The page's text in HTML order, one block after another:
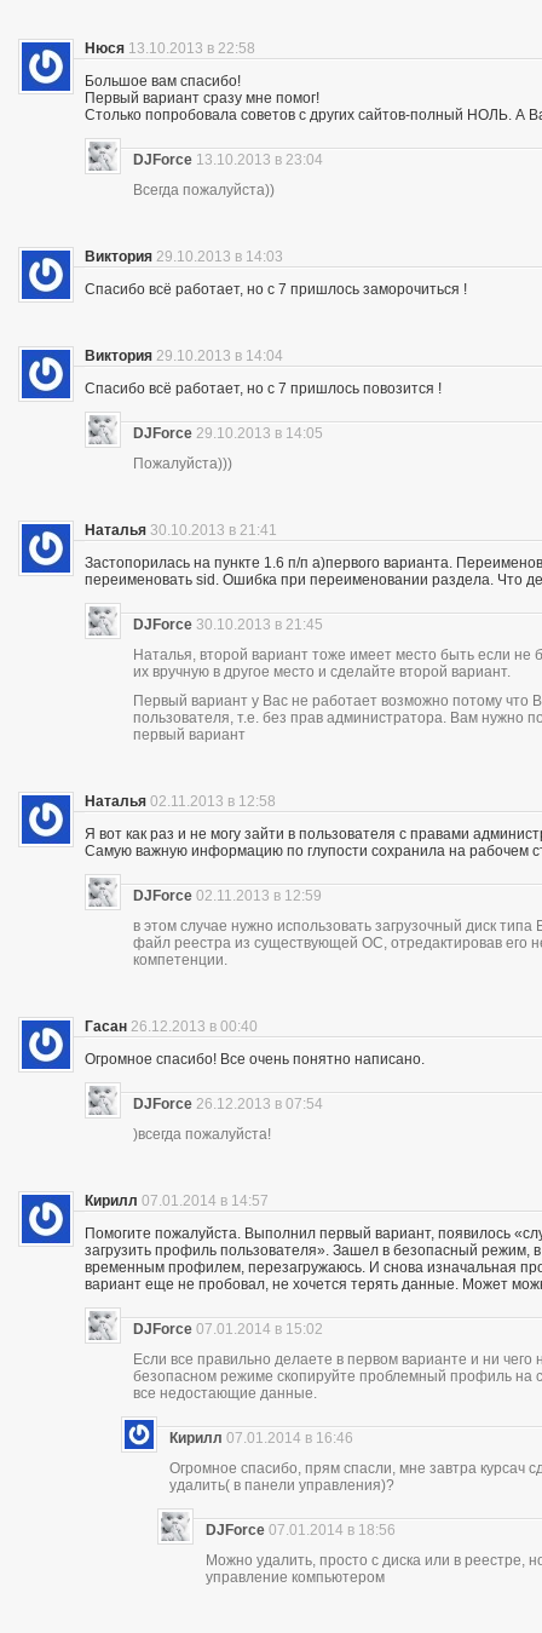
Нюся 13.10.2013 в 22:58
Большое вам спасибо!
Первый вариант сразу мне помог!
Столько попробовала советов с других сайтов-полный НОЛЬ. А
DJForce 13.10.2013 в 23:04
Всегда пожалуйста))
Виктория 29.10.2013 в 14:03
Спасибо всё работает, но с 7 пришлось заморочиться !
Виктория 29.10.2013 в 14:04
Спасибо всё работает, но с 7 пришлось повозится !
DJForce 29.10.2013 в 14:05
Пожалуйста)))
Наталья 30.10.2013 в 21:41
Застопорилась на пункте 1.6 п/п а)первого варианта.
переименовать sid. Ошибка при переименовании раздела. Что
DJForce 30.10.2013 в 21:45
Наталья, второй вариант тоже имеет место быть если не
их вручную в другое место и сделайте второй вариант.
Первый вариант у Вас не работает возможно потому что
пользователя, т.е. без прав администратора. Вам нужно
первый вариант
Наталья 02.11.2013 в 12:58
Я вот как раз и не могу зайти в пользователя с правами
Самую важную информацию по глупости сохранила на рабочем
DJForce 02.11.2013 в 12:59
в этом случае нужно использовать загрузочный диск
файл реестра из существующей ОС, отредактировав его
компетенции.
Гасан 26.12.2013 в 00:40
Огромное спасибо! Все очень понятно написано.
DJForce 26.12.2013 в 07:54
)всегда пожалуйста!
Кирилл 07.01.2014 в 14:57
Помогите пожалуйста. Выполнил первый вариант, появилось
загрузить профиль пользователя». Зашел в безопасный режим,
временным профилем, перезагружаюсь. И снова изначальная
вариант еще не пробовал, не хочется терять данные. Может
DJForce 07.01.2014 в 15:02
Если все правильно делаете в первом варианте и ни
безопасном режиме скопируйте проблемный профиль на
все недостающие данные.
Кирилл 07.01.2014 в 16:46
Огромное спасибо, прям спасли, мне завтра курсач
удалить( в панели управления)?
DJForce 07.01.2014 в 18:56
Можно удалить, просто с диска или в реестре,
управление компьютером